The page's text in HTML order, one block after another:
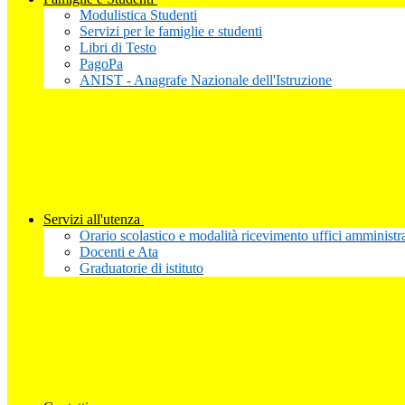
Modulistica Studenti
Servizi per le famiglie e studenti
Libri di Testo
PagoPa
ANIST - Anagrafe Nazionale dell'Istruzione
Servizi all'utenza
Orario scolastico e modalità ricevimento uffici
Docenti e Ata
Graduatorie di istituto